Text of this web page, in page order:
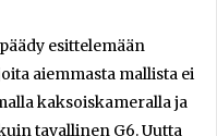
esittelemään
aiemmasta mallista ei
kaksoiskameralla ja
tavallinen G6. Uutta